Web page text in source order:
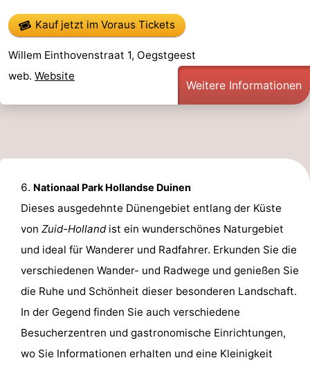
Kauf jetzt im Voraus Tickets
Willem Einthovenstraat 1, Oegstgeest
web. Website
Weitere Informationen
Nationaal Park Hollandse Duinen
Dieses ausgedehnte Dünengebiet entlang der Küste
von Zuid-Hollandist ein wunderschönes Naturgebiet
und ideal für Wanderer und Radfahrer. Erkunden Sie die
verschiedenen Wander- und Radwege und genießen Sie
die Ruhe und Schönheit dieser besonderen Landschaft.
In der Gegend finden Sie auch verschiedene
Besucherzentren und gastronomische Einrichtungen,
wo Sie Informationen erhalten und eine Kleinigkeit